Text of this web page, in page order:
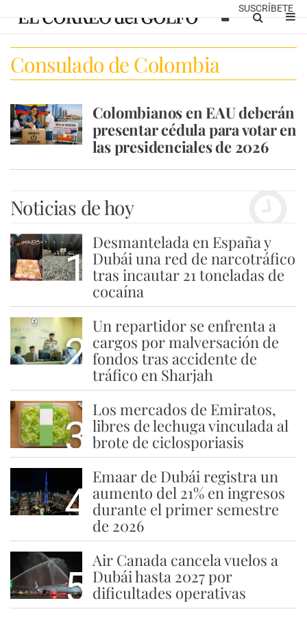
SUSCRÍBETE
Consulado de Colombia
Colombianos en EAU deberán
presentar cédula para votar en
las presidenciales de 2026
Noticias de hoy
1
Desmantelada en España y
Dubái una red de narcotráfico
tras incautar 21 toneladas de
cocaína
2
Un repartidor se enfrenta a
cargos por malversación de
fondos tras accidente de
tráfico en Sharjah
3
Los mercados de Emiratos,
libres de lechuga vinculada al
brote de ciclosporiasis
4
Emaar de Dubái registra un
aumento del 21% en ingresos
durante el primer semestre
de 2026
5
Air Canada cancela vuelos a
Dubái hasta 2027 por
dificultades operativas